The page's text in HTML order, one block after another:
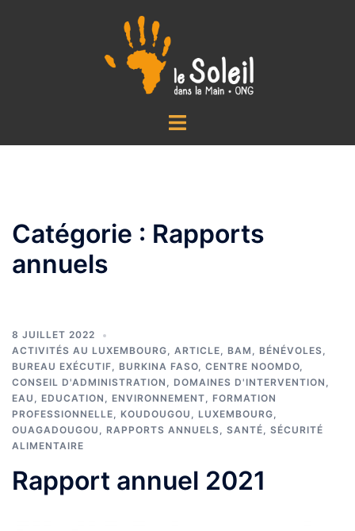
Ouvrir/fermer
Catégorie : Rapports
annuels
8 JUILLET 2022
ACTIVITÉS AU LUXEMBOURG, ARTICLE, BAM , BÉNÉVOLES,
BUREAU EXÉCUTIF, BURKINA FASO, CENTRE NOOMDO,
CONSEIL D'ADMINISTRATION , DOMAINES D'INTERVENTION ,
EAU , EDUCATION , ENVIRONNEMENT, FORMATION
PROFESSIONNELLE, KOUDOUGOU , LUXEMBOURG,
OUAGADOUGOU , RAPPORTS ANNUELS, SANTÉ, SÉCURITÉ
ALIMENTAIRE
Rapport annuel 2021